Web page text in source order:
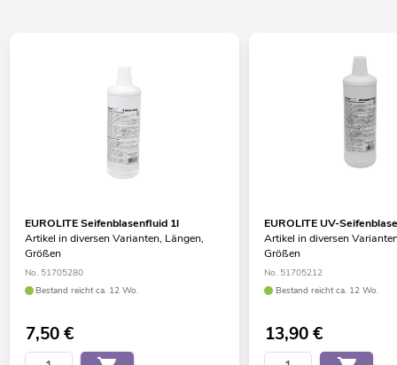
EUROLITE Seifenblasenfluid 1l
Artikel in diversen Varianten, Längen,
Größen
No. 51705280
Bestand reicht ca. 12 Wo.
7,50€
EUROLITE UV-
Artikel in diversen
Größen
No. 51705212
Bestand reicht ca. 12 Wo.
13,90€